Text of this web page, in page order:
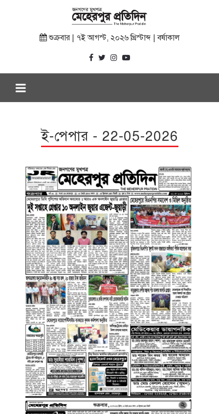
শুক্রবার | ৭ই আগস্ট, ২০২৬ খ্রিস্টাব্দ | বর্ষাকাল
ই-পেপার - 22-05-2026